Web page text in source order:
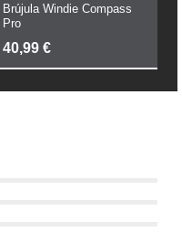
Brújula Windie Compass
Pro
40,99 €